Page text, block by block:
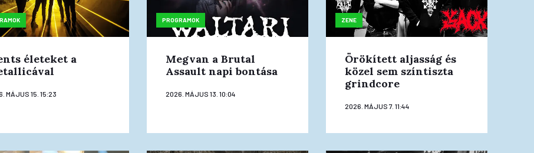
életeket a
MÁJUS 15. 15:23
PROGRAMOK
Megvan a Brutal
Assault napi bontása
2026. MÁJUS 13. 10:04
ZENE
Örökített aljasság és
közel sem színtiszta
grindcore
2026. MÁJUS 7. 11:44